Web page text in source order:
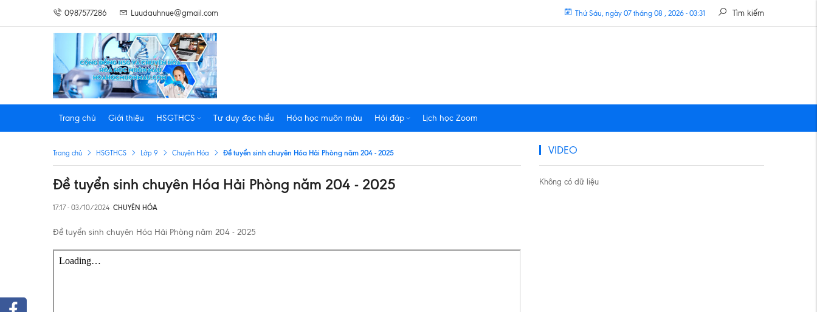
0987577286 Luudauhnue@gmail.com Tìm kiếm
Thứ Sáu, ngày 07 tháng 08 , 2026 - 03:31
Trang chủ Giới thiệu HSGTHCS Tư duy đọc hiểu Hóa học muôn màu Hỏi đáp Lịch học Zoom
Trang chủ HSGTHCS Lớp 9 Chuyên Hóa Đề tuyển sinh chuyên Hóa Hải Phòng năm 204 - 2025
Đề tuyển sinh chuyên Hóa Hải Phòng năm 204 - 2025
17:17 - 03/10/2024 CHUYÊN HÓA
Đề tuyển sinh chuyên Hóa Hải Phòng năm 204 - 2025
VIDEO
Không có dữ liệu